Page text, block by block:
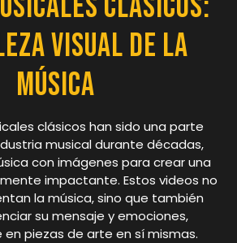
Visual de la
Música
clásicos han sido una parte
musical durante décadas,
con imágenes para crear una
impactante. Estos videos no
la música, sino que también
su mensaje y emociones,
piezas de arte en sí mismas.